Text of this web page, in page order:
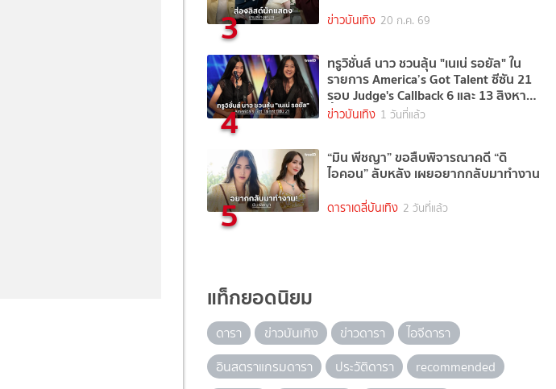
3 ข่าวบันเทิง 20 ก.ค. 69
4
ทรูวิชั่นส์ นาว ชวนลุ้น "เนเน่ รอยัล" ใน
รายการ America’s Got Talent ซีซัน 21
รอบ Judge's Callback 6 และ 13 สิงหาคม
นี้
ข่าวบันเทิง 1 วันที่แล้ว
5
“มิน พีชญา” ขอสืบพิจารณาคดี “ดิ
ไอคอน” ลับหลัง เผยอยากกลับมาทำงาน
ดาราเดลี่บันเทิง 2 วันที่แล้ว
แท็กยอดนิยม
ดารา ข่าวบันเทิง ข่าวดารา
ไอจีดารา
อินสตราแกรมดารา
ประวัติดารา
recommended